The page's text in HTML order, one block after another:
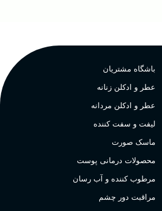
میوه‌ها و مرکبات، وانیل،باشگاه مشتریان
عطر و ادکلن زنانه
عطر و ادکلن مردانه
لیفت و سفت کننده
ماسک صورت
محصولات درمانی پوست
مرطوب کننده و آب رسان
مراقبت دور چشم